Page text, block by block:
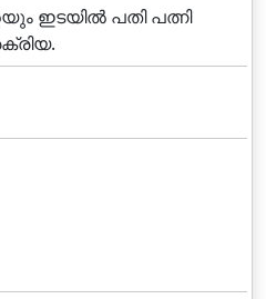
ഇടയില്‍ പതി പത്നി